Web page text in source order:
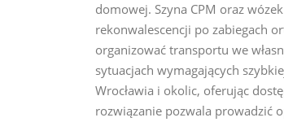
domowej. Szyna CPM oraz
rekonwalescencji po zabiegach
organizować transportu we
sytuacjach wymagających
Wrocławia i okolic, oferując
rozwiązanie pozwala prowadzić